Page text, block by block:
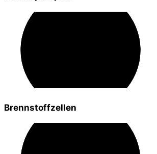
Brennstoffzellen